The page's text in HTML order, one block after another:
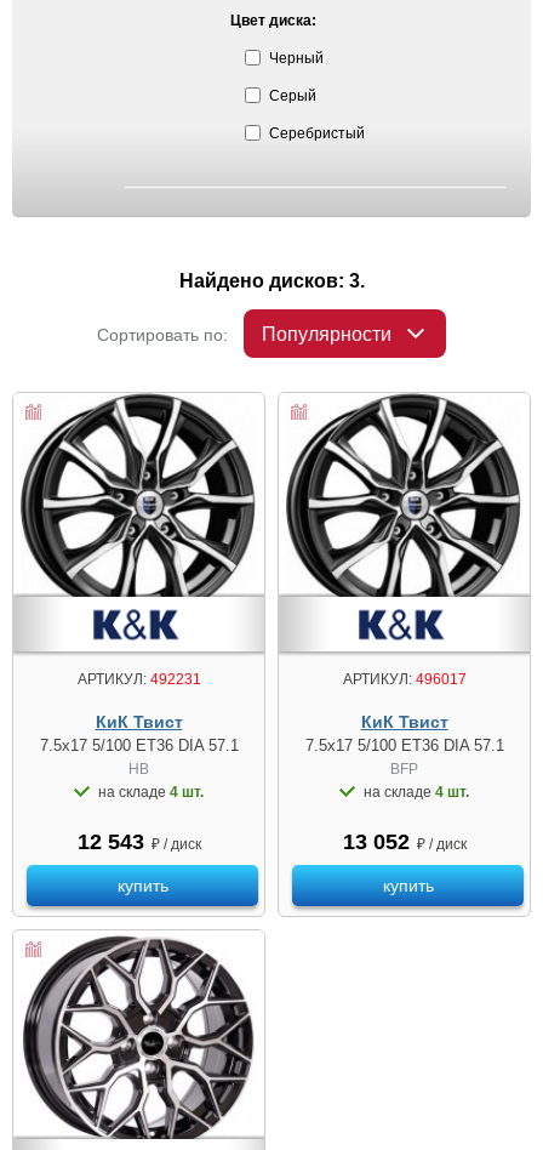
Цвет диска:
Черный
Серый
Серебристый
Найдено дисков: 3.
Сортировать по: Популярности
АРТИКУЛ:492231
КиК Твист
7.5x17 5/100 ET36 DIA 57.1
HB
на складе 4 шт.
12 543 ₽ / диск
купить
АРТИКУЛ:496017
КиК Твист
7.5x17 5/100 ET36 DIA 57.1
BFP
на складе 4 шт.
13 052 ₽ / диск
купить